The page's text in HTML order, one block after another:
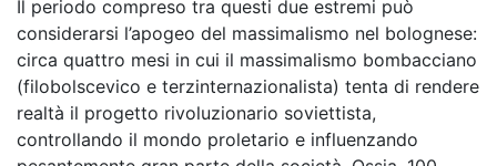
Il periodo compreso tra questi due estremi può
considerarsi l’apogeo del massimalismo nel bolognese:
circa quattro mesi in cui il massimalismo bombacciano
(filobolscevico e terzinternazionalista) tenta di rendere
realtà il progetto rivoluzionario soviettista,
controllando il mondo proletario e influenzando